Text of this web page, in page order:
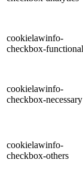
cookielawinfo-
checkbox-functional
cookielawinfo-
checkbox-necessary
cookielawinfo-
checkbox-others